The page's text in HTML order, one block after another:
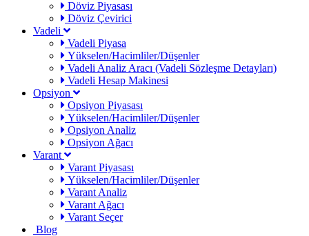
Döviz Piyasası
Döviz Çevirici
Vadeli
Vadeli Piyasa
Yükselen/Hacimliler/Düşenler
Vadeli Analiz Aracı (Vadeli Sözleşme Detayları)
Vadeli Hesap Makinesi
Opsiyon
Opsiyon Piyasası
Yükselen/Hacimliler/Düşenler
Opsiyon Analiz
Opsiyon Ağacı
Varant
Varant Piyasası
Yükselen/Hacimliler/Düşenler
Varant Analiz
Varant Ağacı
Varant Seçer
Blog